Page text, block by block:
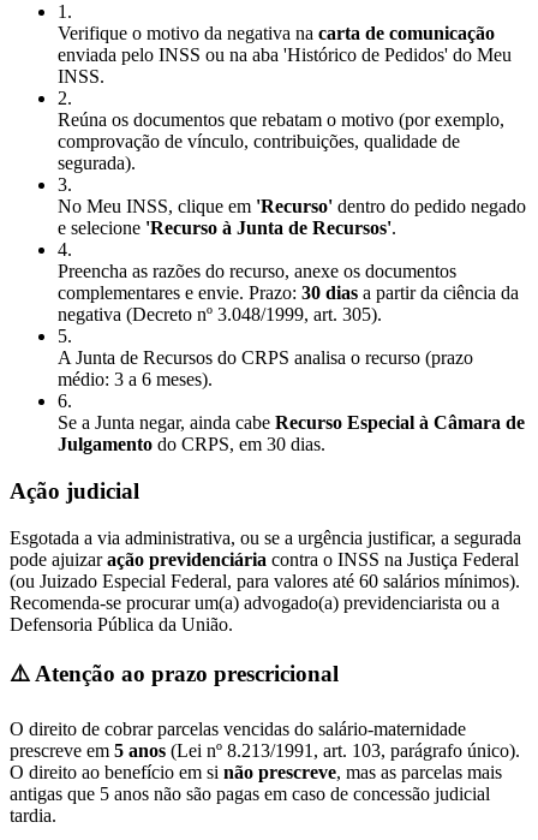
1 .
Verifique o motivo da negativa na carta de comunicação
enviada pelo INSS ou na aba 'Histórico de Pedidos' do Meu
INSS.
2.
Reúna os documentos que rebatam o motivo (por exemplo,
comprovação de vínculo, contribuições, qualidade de
segurada).
3.
No Meu INSS, clique em 'Recurso' dentro do pedido negado
e selecione 'Recurso à Junta de Recursos'.
4.
Preencha as razões do recurso, anexe os documentos
complementares e envie. Prazo: 30 dias a partir da ciência da
negativa (Decreto nº 3.048/1999, art. 305).
5.
A Junta de Recursos do CRPS analisa o recurso (prazo
médio: 3 a 6 meses).
6.
Se a Junta negar, ainda cabe Recurso Especial à Câmara de
Julgamento do CRPS, em 30 dias.
Ação judicial
Esgotada a via administrativa, ou se a urgência justificar, a segurada
pode ajuizaração previdenciária contra o INSS na Justiça Federal
(ou Juizado Especial Federal, para valores até 60 salários mínimos).
Recomenda-se procurar um(a) advogado(a) previdenciarista ou a
Defensoria Pública da União.
⚠️ Atenção ao prazo prescricional
O direito de cobrar parcelas vencidas do salário-maternidade
prescreve em 5 anos (Lei nº 8.213/1991, art. 103, parágrafo único).
O direito ao benefício em si não prescreve, mas as parcelas mais
antigas que 5 anos não são pagas em caso de concessão judicial
tardia.